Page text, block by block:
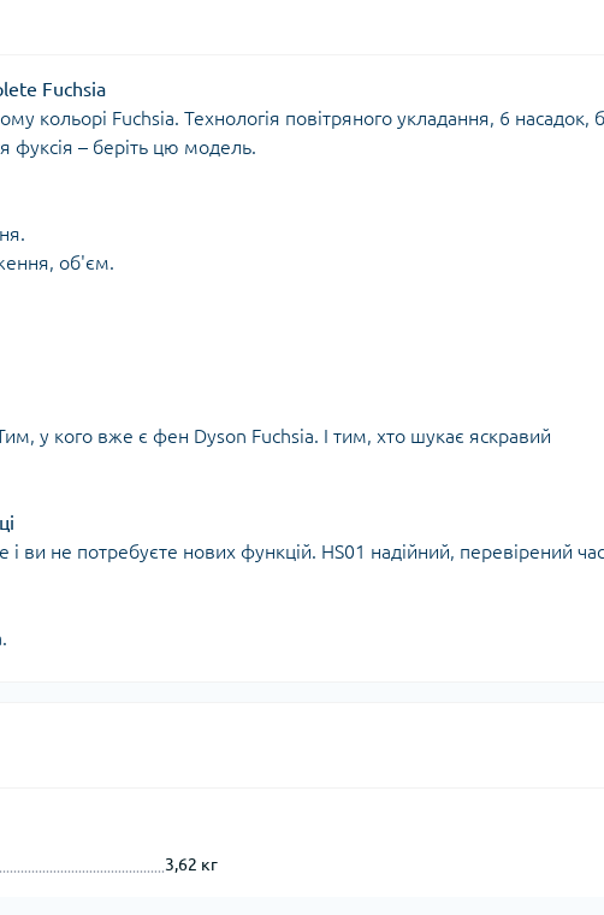
Fuchsia
кольорі Fuchsia. Технологія повітряного укладання, 6 насадок,
фуксія – беріть цю модель.
об'єм.
у кого вже є фен Dyson Fuchsia. І тим, хто шукає яскравий
ви не потребуєте нових функцій. HS01 надійний, перевірений
3,62 кг